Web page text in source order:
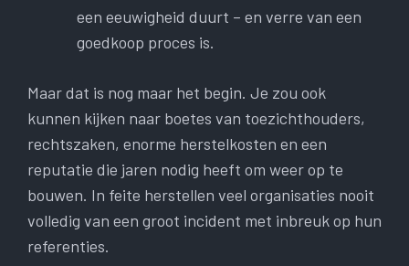
een eeuwigheid duurt – en verre van een
goedkoop proces is.
Maar dat is nog maar het begin. Je zou ook
kunnen kijken naar boetes van toezichthouders,
rechtszaken, enorme herstelkosten en een
reputatie die jaren nodig heeft om weer op te
bouwen. In feite herstellen veel organisaties nooit
volledig van een groot incident met inbreuk op hun
referenties.